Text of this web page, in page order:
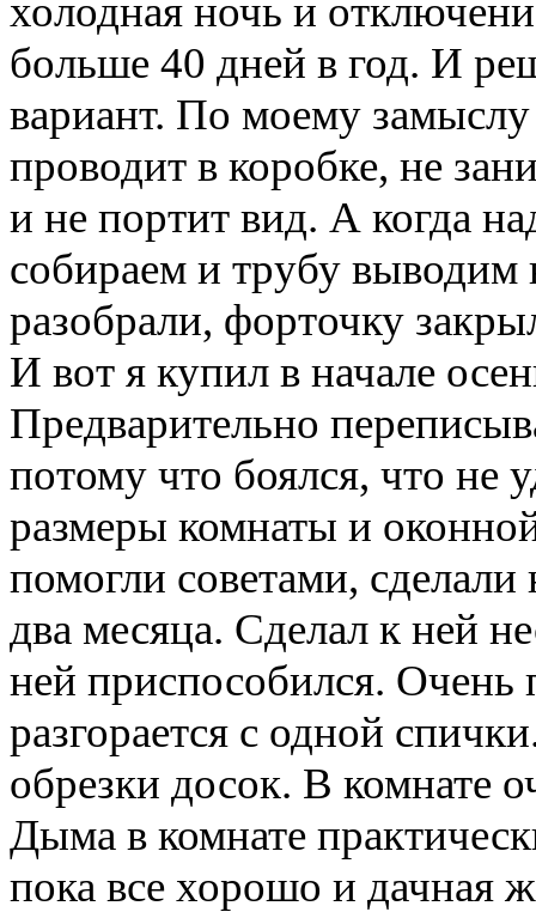
холодная ночь и
больше 40 дней в год. И
вариант. По моему
проводит в коробке, не
и не портит вид. А когда
собираем и трубу выводим
разобрали, форточку
И вот я купил в начале
Предварительно
потому что боялся, что не
размеры комнаты и
помогли советами,
два месяца. Сделал к ней
ней приспособился. Очень
разгорается с одной
обрезки досок. В комнате
Дыма в комнате
пока все хорошо и дачная